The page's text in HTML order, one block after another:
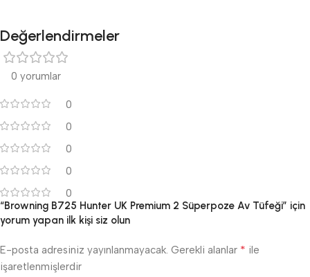
Değerlendirmeler
0 yorumlar
0
0
0
0
0
“Browning B725 Hunter UK Premium 2 Süperpoze Av Tüfeği” için
yorum yapan ilk kişi siz olun
E-posta adresiniz yayınlanmayacak. Gerekli alanlar * ile
işaretlenmişlerdir